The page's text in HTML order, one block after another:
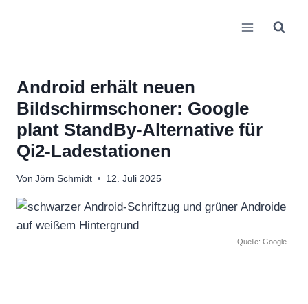
Android erhält neuen
Bildschirmschoner: Google
plant StandBy-Alternative für
Qi2-Ladestationen
Von Jörn Schmidt 12. Juli 2025
Quelle: Google